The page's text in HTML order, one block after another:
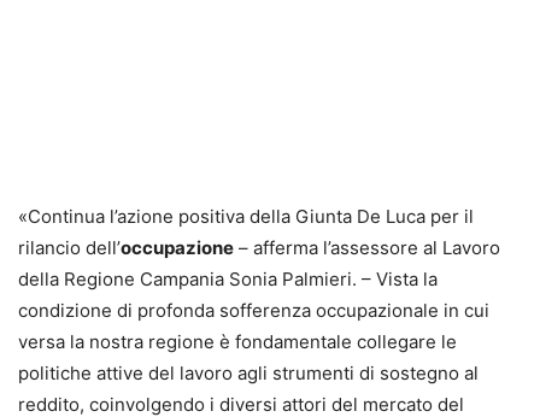
«Continua l’azione positiva della Giunta De Luca per il
rilancio dell’occupazione – afferma l’assessore al Lavoro
della Regione Campania Sonia Palmieri. – Vista la
condizione di profonda sofferenza occupazionale in cui
versa la nostra regione è fondamentale collegare le
politiche attive del lavoro agli strumenti di sostegno al
reddito, coinvolgendo i diversi attori del mercato del